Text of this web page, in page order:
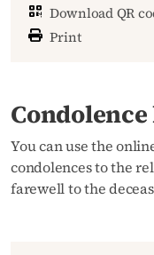
Download QR
Print
You can use the
condolences to the
farewell to the